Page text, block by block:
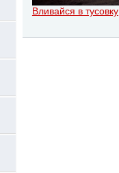
Вливайся в тусовку